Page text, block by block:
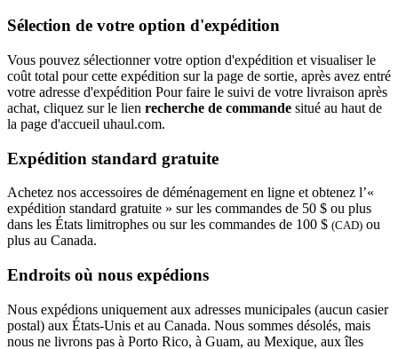
Sélection de votre option d'expédition
Vous pouvez sélectionner votre option d'expédition et visualiser le
coût total pour cette expédition sur la page de sortie, après avez entré
votre adresse d'expédition Pour faire le suivi de votre livraison après
achat, cliquez sur le lien recherche de commande situé au haut de
la page d'accueil uhaul.com.
Expédition standard gratuite
Achetez nos accessoires de déménagement en ligne et obtenez l’«
expédition standard gratuite » sur les commandes de 50 $ ou plus
dans les États limitrophes ou sur les commandes de 100 $ (CAD) ou
plus au Canada.
Endroits où nous expédions
Nous expédions uniquement aux adresses municipales (aucun casier
postal) aux États-Unis et au Canada. Nous sommes désolés, mais
nous ne livrons pas à Porto Rico, à Guam, au Mexique, aux îles